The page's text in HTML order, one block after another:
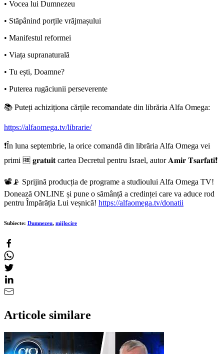
• Vocea lui Dumnezeu
• Stăpânind porțile vrăjmașului
• Manifestul reformei
• Viața supranaturală
• Tu ești, Doamne?
• Puterea rugăciunii perseverente
📚 Puteți achiziționa cărțile recomandate din librăria Alfa Omega:
https://alfaomega.tv/librarie/
❗În luna septembrie, la orice comandă din librăria Alfa Omega vei
primi 🆓 𝐠𝐫𝐚𝐭𝐮𝐢𝐭 cartea Decretul pentru Israel, autor 𝐀𝐦𝐢𝐫 𝐓𝐬𝐚𝐫𝐟𝐚𝐭𝐢❗
📽️📡 Sprijină producția de programe a studioului Alfa Omega TV!
Donează ONLINE și pune o sămânță a credinței care va aduce rod
pentru Împărăția Lui veșnică! https://alfaomega.tv/donatii
Subiecte: Dumnezeu, mijlocire
Articole similare